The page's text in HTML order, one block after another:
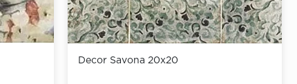
Decor Savona 20х20